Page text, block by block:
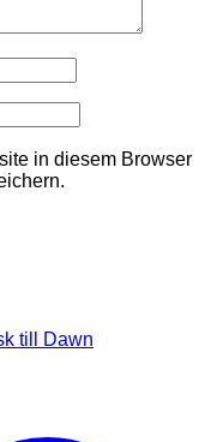
in diesem Browser